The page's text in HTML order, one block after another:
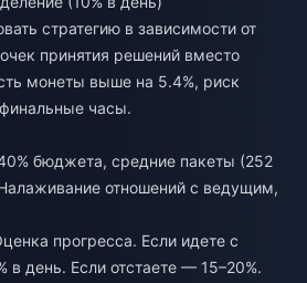
стратегию в зависимости от
принятия решений вместо
монеты выше на 5.4%, риск
часы.
бюджета, средние пакеты (252
отношений с ведущим,
прогресса. Если идете с
день. Если отстаете — 15–20%.